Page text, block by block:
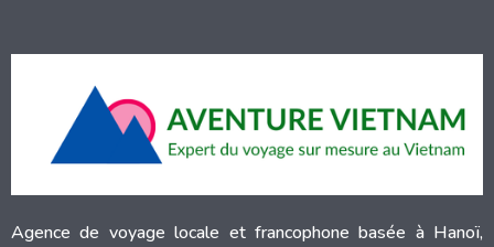
Agence de voyage locale et francophone basée à Hanoï,